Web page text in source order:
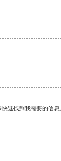
速找到我需要的信息